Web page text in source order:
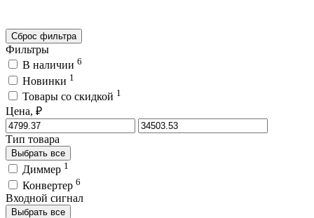
Сброс фильтра
Фильтры
В наличии 6
Новинки 1
Товары со скидкой 1
Цена, ₽
Тип товара
Выбрать все
Диммер 1
Конвертер 6
Входной сигнал
Выбрать все